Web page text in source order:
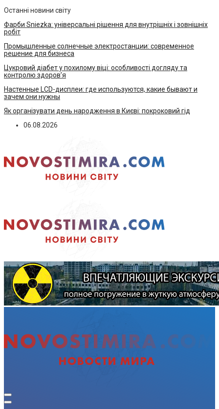
Останні новини світу
Фарби Sniezka: універсальні рішення для внутрішніх і зовнішніх
робіт
Промышленные солнечные электростанции: современное
решение для бизнеса
Цукровий діабет у похилому віці: особливості догляду та
контролю здоров’я
Настенные LCD-дисплеи: где используются, какие бывают и
зачем они нужны
Як організувати день народження в Києві: покроковий гід
06.08.2026